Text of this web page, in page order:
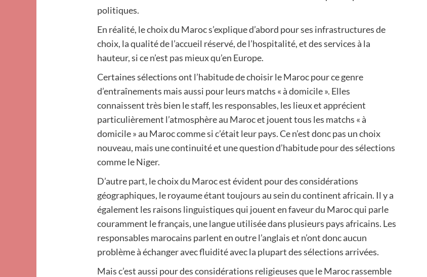
politiques.
En réalité, le choix du Maroc s’explique d’abord pour ses infrastructures de
choix, la qualité de l’accueil réservé, de l’hospitalité, et des services à la
hauteur, si ce n’est pas mieux qu’en Europe.
Certaines sélections ont l’habitude de choisir le Maroc pour ce genre
d’entraînements mais aussi pour leurs matchs « à domicile ». Elles
connaissent très bien le staff, les responsables, les lieux et apprécient
particulièrement l’atmosphère au Maroc et jouent tous les matchs « à
domicile » au Maroc comme si c’était leur pays. Ce n’est donc pas un choix
nouveau, mais une continuité et une question d’habitude pour des sélections
comme le Niger.
D’autre part, le choix du Maroc est évident pour des considérations
géographiques, le royaume étant toujours au sein du continent africain. Il y a
également les raisons linguistiques qui jouent en faveur du Maroc qui parle
couramment le français, une langue utilisée dans plusieurs pays africains. Les
responsables marocains parlent en outre l’anglais et n’ont donc aucun
problème à échanger avec fluidité avec la plupart des sélections arrivées.
Mais c’est aussi pour des considérations religieuses que le Maroc rassemble